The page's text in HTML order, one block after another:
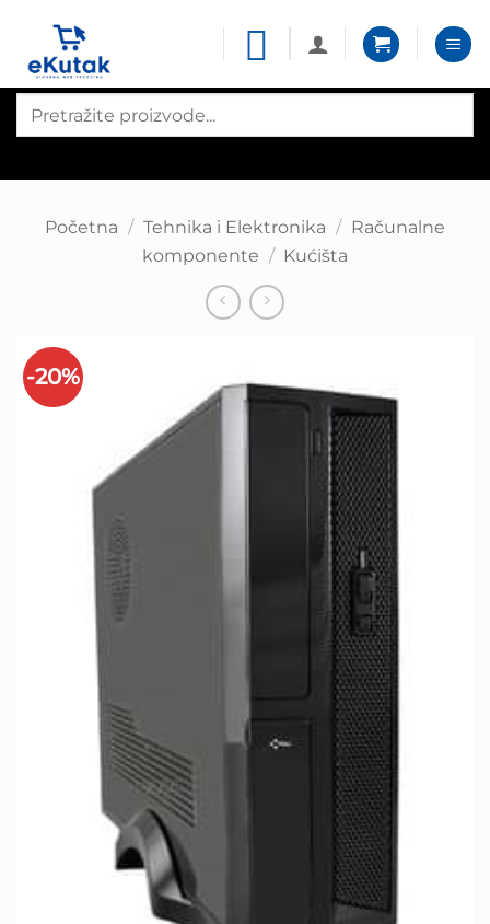
content
search
Početna / Tehnika i Elektronika / Računalne
komponente / Kućišta
-20%